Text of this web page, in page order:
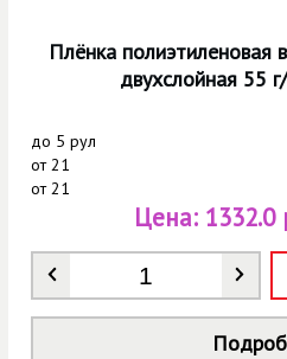
Плёнка полиэтиленовая
двухслойная 55
до 5 рул
от21
от21
Количество
Цена: 1332.0